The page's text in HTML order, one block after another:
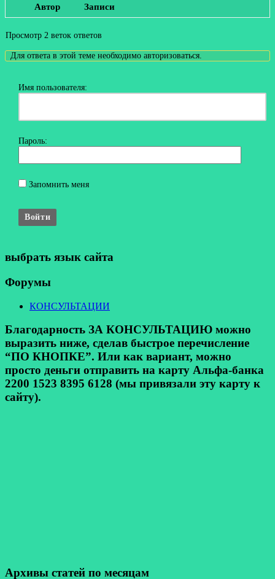
Автор Записи
Просмотр 2 веток ответов
Для ответа в этой теме необходимо авторизоваться.
Имя пользователя:
Пароль:
Запомнить меня
Войти
выбрать язык сайта
Форумы
КОНСУЛЬТАЦИИ
Благодарность ЗА КОНСУЛЬТАЦИЮ можно
выразить ниже, сделав быстрое перечисление
“ПО КНОПКЕ”. Или как вариант, можно
просто деньги отправить на карту Альфа-банка
2200 1523 8395 6128 (мы привязали эту карту к
сайту).
Архивы статей по месяцам